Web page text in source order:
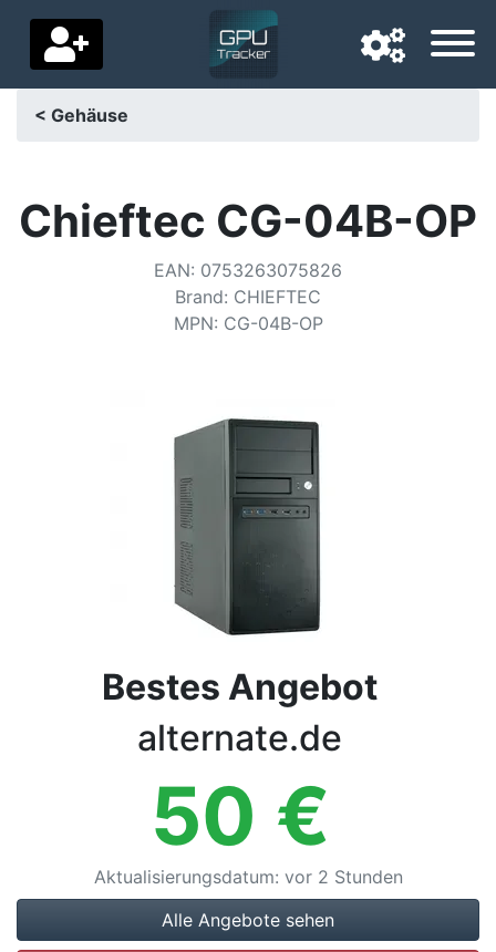
Lieferland
< Gehäuse
Chieftec CG-04B-OP
EAN: 0753263075826
Brand: CHIEFTEC
MPN: CG-04B-OP
Bestes Angebot
alternate.de
50 €
Aktualisierungsdatum: vor 2 Stunden
Alle Angebote sehen